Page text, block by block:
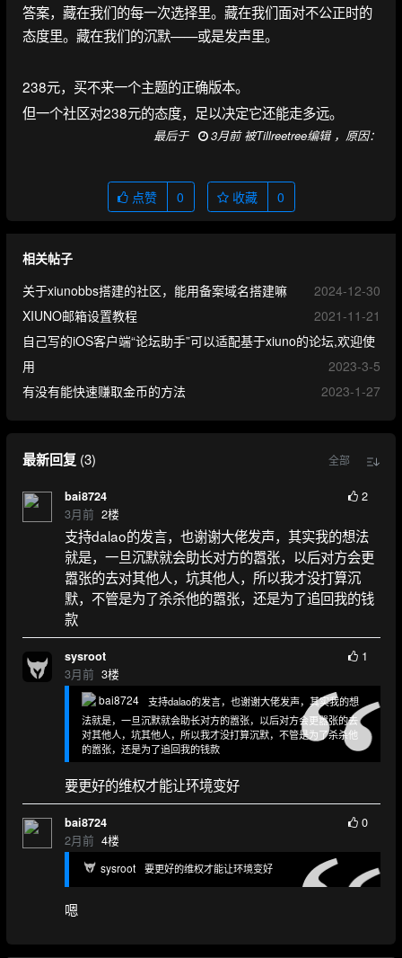
答案，藏在我们的每一次选择里。藏在我们面对不公正时的
态度里。藏在我们的沉默——或是发声里。
238元，买不来一个主题的正确版本。
但一个社区对238元的态度，足以决定它还能走多远。
最后于 3月前 被Tillreetree编辑 ，原因：
点赞 0 收藏 0
相关帖子
关于xiunobbs搭建的社区，能用备案域名搭建嘛
2024-12-30
XIUNO邮箱设置教程
2021-11-21
自己写的iOS客户端“论坛助手”可以适配基于xiuno的论坛,欢迎使
用
2023-3-5
有没有能快速赚取金币的方法
2023-1-27
最新回复(3) 全部
bai8724
3月前 2楼
2
支持dalao的发言，也谢谢大佬发声，其实我的想法
就是，一旦沉默就会助长对方的嚣张，以后对方会更
嚣张的去对其他人，坑其他人，所以我才没打算沉
默，不管是为了杀杀他的嚣张，还是为了追回我的钱
款
sysroot
3月前 3楼
1
bai8724
支持dalao的发言，也谢谢大佬发声，其实我的想
法就是，一旦沉默就会助长对方的嚣张，以后对方会更嚣张的去
对其他人，坑其他人，所以我才没打算沉默，不管是为了杀杀他
的嚣张，还是为了追回我的钱款
要更好的维权才能让环境变好
bai8724
2月前 4楼
0
sysroot 要更好的维权才能让环境变好
嗯